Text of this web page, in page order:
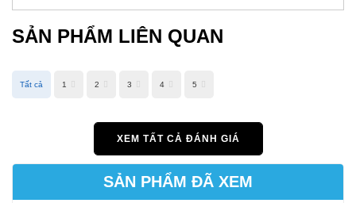
SẢN PHẨM LIÊN QUAN
Tất cả 1 2 3 4 5
XEM TẤT CẢ ĐÁNH GIÁ
SẢN PHẨM ĐÃ XEM